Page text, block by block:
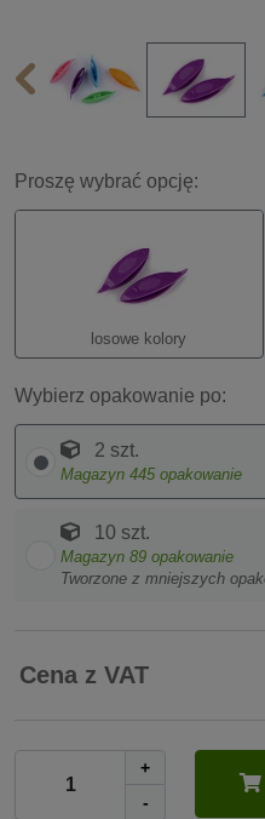
Proszę wybrać opcję:
losowe kolory
Wybierz opakowanie po:
2 szt.
Magazyn 445 opakowanie
10 szt.
Magazyn 89 opakowanie
Tworzone z mniejszych
Cena z VAT
+
-